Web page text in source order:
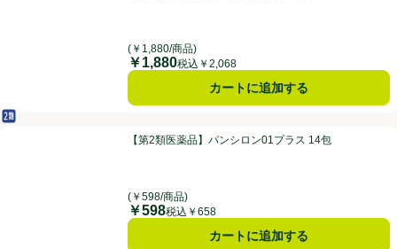
(￥1,880/商品)
価格
￥1,880税込￥2,068
カートに追加する
【第2類医薬品】パンシロン01プラス 14包
第2類医薬品
【第2類医薬品】パンシロン01プラス 14包
(￥598/商品)
価格
￥598税込￥658
カートに追加する